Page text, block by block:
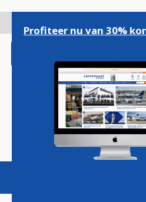
gaan
Magazine
Profiteer nu van 30%